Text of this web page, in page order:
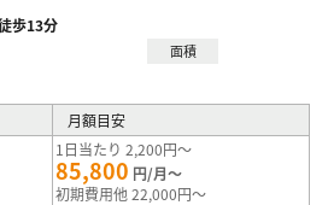
歩13分
面積
月額目安
1日当たり 2,200円～
85,800 円/月～
初期費用他 22,000円～